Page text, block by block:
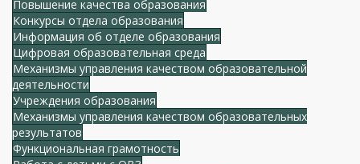
Повышение качества образования
Конкурсы отдела образования
Информация об отделе образования
Цифровая образовательная среда
Механизмы управления качеством образовательной
деятельности
Учреждения образования
Механизмы управления качеством образовательных
результатов
Функциональная грамотность